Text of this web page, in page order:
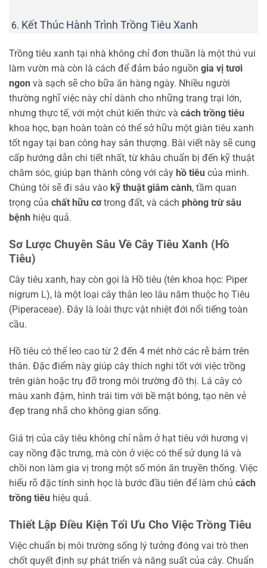
Kết Thúc Hành Trình Trồng Tiêu Xanh
Trồng tiêu xanh tại nhà không chỉ đơn thuần là một thú vui
làm vườn mà còn là cách để đảm bảo nguồn gia vị tươi
ngon và sạch sẽ cho bữa ăn hàng ngày. Nhiều người
thường nghĩ việc này chỉ dành cho những trang trại lớn,
nhưng thực tế, với một chút kiến thức và cách trồng tiêu
khoa học, bạn hoàn toàn có thể sở hữu một giàn tiêu xanh
tốt ngay tại ban công hay sân thượng. Bài viết này sẽ cung
cấp hướng dẫn chi tiết nhất, từ khâu chuẩn bị đến kỹ thuật
chăm sóc, giúp bạn thành công với cây hồ tiêu của mình.
Chúng tôi sẽ đi sâu vào kỹ thuật giâm cành, tầm quan
trọng của chất hữu cơtrong đất, và cách phòng trừ sâu
bệnh hiệu quả.
Sơ Lược Chuyên Sâu Về Cây Tiêu Xanh (Hồ
Tiêu)
Cây tiêu xanh, hay còn gọi là Hồ tiêu (tên khoa học: Piper
nigrum L), là một loại cây thân leo lâu năm thuộc họ Tiêu
(Piperaceae). Đây là loài thực vật nhiệt đới nổi tiếng toàn
cầu.
Hồ tiêu có thể leo cao từ 2 đến 4 mét nhờ các rễ bám trên
thân. Đặc điểm này giúp cây thích nghi tốt với việc trồng
trên giàn hoặc trụ đỡ trong môi trường đô thị. Lá cây có
màu xanh đậm, hình trái tim với bề mặt bóng, tạo nên vẻ
đẹp trang nhã cho không gian sống.
Giá trị của cây tiêu không chỉ nằm ở hạt tiêu với hương vị
cay nồng đặc trưng, mà còn ở việc có thể sử dụng lá và
chồi non làm gia vị trong một số món ăn truyền thống. Việc
hiểu rõ đặc tính sinh học là bước đầu tiên để làm chủ cách
trồng tiêu hiệu quả.
Thiết Lập Điều Kiện Tối Ưu Cho Việc Trồng Tiêu
Việc chuẩn bị môi trường sống lý tưởng đóng vai trò then
chốt quyết định sự phát triển và năng suất của cây. Chuẩn